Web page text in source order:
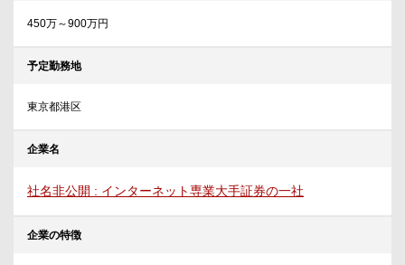
450万～900万円
予定勤務地
東京都港区
企業名
社名非公開 : インターネット専業大手証券の一社
企業の特徴